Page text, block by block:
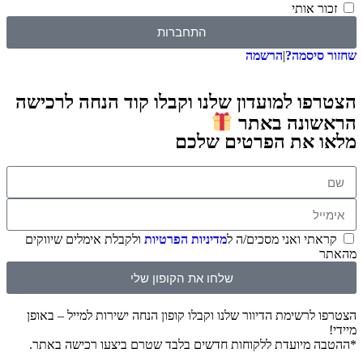
זכור אותי
התחברות
שחזור סיסמה?|הרשמה
הצטרפו למועדון שלנו וקבלו קוד הנחה לרכישה
הראשונה באתר
מלאו את הפרטים שלכם
קראתי ואני מסכים/ה למדיניות הפרטיות ולקבלת אימלים שיווקים
מהאתר
שלחו את הקופון שלי
הצטרפו לרשימת הדיוור שלנו וקבלו קופון הנחה ישירות למייל – באופן
מיידי!
*ההטבה מיועדת ללקוחות חדשים בלבד שטרם ביצעו רכישה באתר.